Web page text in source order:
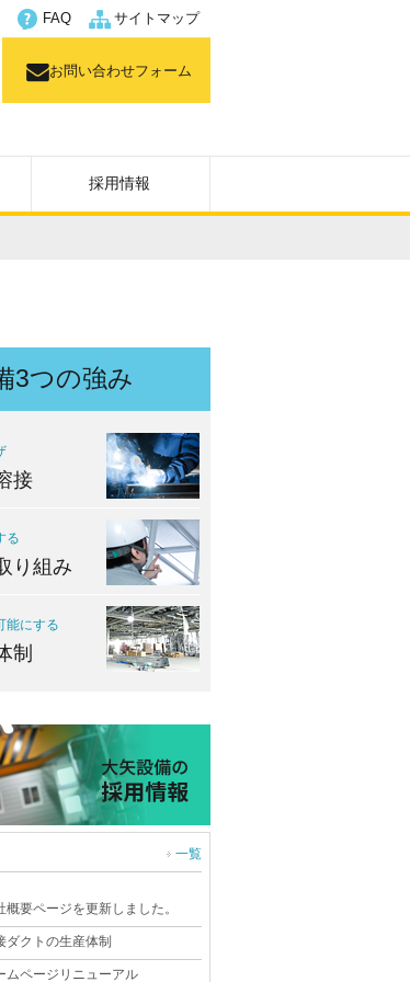
FAQ
サイトマップ
お問い合わせフォーム
採用情報
3つの強み
接
る
り組み
能にする
制
一覧
概要ページを更新しました。
ダクトの生産体制
ムページリニューアル